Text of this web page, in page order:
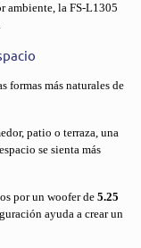
ambiente, la FS-L1305
formas más naturales de
patio o terraza, una
se sienta más
por un woofer de5.25
ayuda a crear un